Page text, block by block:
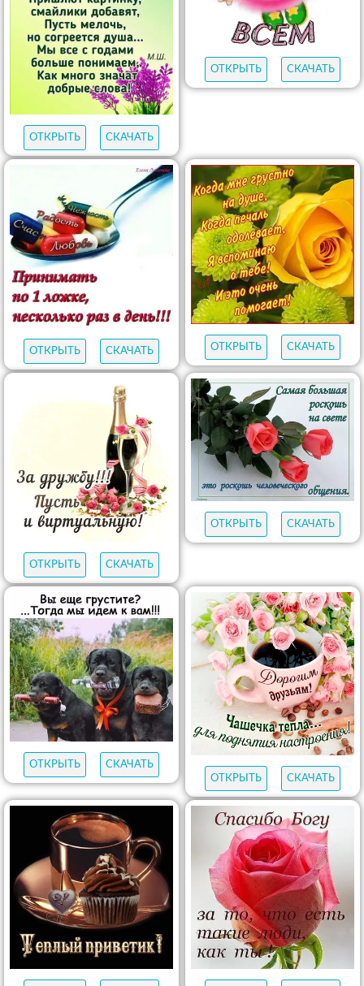
ОТКРЫТЬ СКАЧАТЬ
ОТКРЫТЬ СКАЧАТЬ
ОТКРЫТЬ СКАЧАТЬ ОТКРЫТЬ СКАЧАТЬ
ОТКРЫТЬ СКАЧАТЬ
ОТКРЫТЬ СКАЧАТЬ
ОТКРЫТЬ
СКАЧАТЬ
ОТКРЫТЬ
СКАЧАТЬ